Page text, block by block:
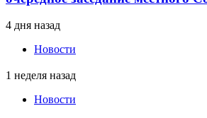
4 дня назад
Новости
1 неделя назад
Новости